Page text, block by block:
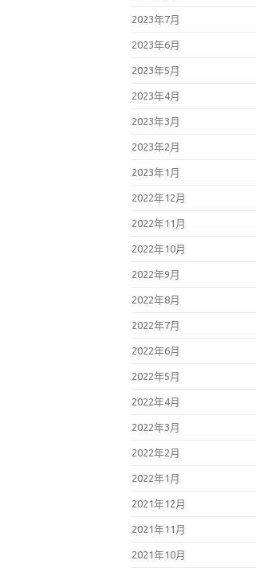
2023年7月
2023年6月
2023年5月
2023年4月
2023年3月
2023年2月
2023年1月
2022年12月
2022年11月
2022年10月
2022年9月
2022年8月
2022年7月
2022年6月
2022年5月
2022年4月
2022年3月
2022年2月
2022年1月
2021年12月
2021年11月
2021年10月